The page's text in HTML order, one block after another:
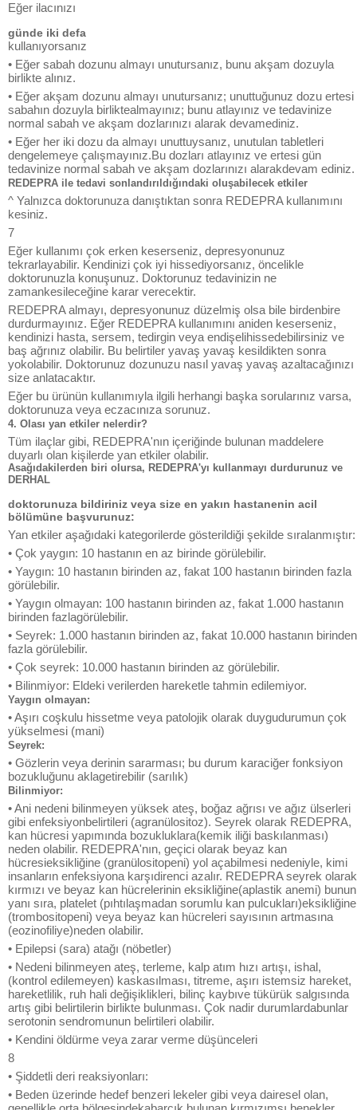
Eğer ilacınızı
günde iki defa
kullanıyorsanız
• Eğer sabah dozunu almayı unutursanız, bunu akşam dozuyla
birlikte alınız.
• Eğer akşam dozunu almayı unutursanız; unuttuğunuz dozu ertesi
sabahın dozuyla birliktealmayınız; bunu atlayınız ve tedavinize
normal sabah ve akşam dozlarınızı alarak devamediniz.
• Eğer her iki dozu da almayı unuttuysanız, unutulan tabletleri
dengelemeye çalışmayınız.Bu dozları atlayınız ve ertesi gün
tedavinize normal sabah ve akşam dozlarınızı alarakdevam ediniz.
REDEPRA ile tedavi sonlandırıldığındaki oluşabilecek etkiler
^ Yalnızca doktorunuza danıştıktan sonra REDEPRA kullanımını
kesiniz.
7
Eğer kullanımı çok erken keserseniz, depresyonunuz
tekrarlayabilir. Kendinizi çok iyi hissediyorsanız, öncelikle
doktorunuzla konuşunuz. Doktorunuz tedavinizin ne
zamankesileceğine karar verecektir.
REDEPRA almayı, depresyonunuz düzelmiş olsa bile birdenbire
durdurmayınız. Eğer REDEPRA kullanımını aniden keserseniz,
kendinizi hasta, sersem, tedirgin veya endişelihissedebilirsiniz ve
baş ağrınız olabilir. Bu belirtiler yavaş yavaş kesildikten sonra
yokolabilir. Doktorunuz dozunuzu nasıl yavaş yavaş azaltacağınızı
size anlatacaktır.
Eğer bu ürünün kullanımıyla ilgili herhangi başka sorularınız varsa,
doktorunuza veya eczacınıza sorunuz.
4. Olası yan etkiler nelerdir?
Tüm ilaçlar gibi, REDEPRA'nın içeriğinde bulunan maddelere
duyarlı olan kişilerde yan etkiler olabilir.
Asağıdakilerden biri olursa, REDEPRA'yı kullanmayı durdurunuz ve
DERHAL
doktorunuza bildiriniz veya size en yakın hastanenin acil
bölümüne başvurunuz:
Yan etkiler aşağıdaki kategorilerde gösterildiği şekilde sıralanmıştır:
• Çok yaygın: 10 hastanın en az birinde görülebilir.
• Yaygın: 10 hastanın birinden az, fakat 100 hastanın birinden fazla
görülebilir.
• Yaygın olmayan: 100 hastanın birinden az, fakat 1.000 hastanın
birinden fazlagörülebilir.
• Seyrek: 1.000 hastanın birinden az, fakat 10.000 hastanın birinden
fazla görülebilir.
• Çok seyrek: 10.000 hastanın birinden az görülebilir.
• Bilinmiyor: Eldeki verilerden hareketle tahmin edilemiyor.
Yaygın olmayan:
• Aşırı coşkulu hissetme veya patolojik olarak duygudurumun çok
yükselmesi (mani)
Seyrek:
• Gözlerin veya derinin sararması; bu durum karaciğer fonksiyon
bozukluğunu aklagetirebilir (sarılık)
Bilinmiyor:
• Ani nedeni bilinmeyen yüksek ateş, boğaz ağrısı ve ağız ülserleri
gibi enfeksiyonbelirtileri (agranülositoz). Seyrek olarak REDEPRA,
kan hücresi yapımında bozukluklara(kemik iliği baskılanması)
neden olabilir. REDEPRA'nın, geçici olarak beyaz kan
hücresieksikliğine (granülositopeni) yol açabilmesi nedeniyle, kimi
insanların enfeksiyona karşıdirenci azalır. REDEPRA seyrek olarak
kırmızı ve beyaz kan hücrelerinin eksikliğine(aplastik anemi) bunun
yanı sıra, platelet (pıhtılaşmadan sorumlu kan pulcukları)eksikliğine
(trombositopeni) veya beyaz kan hücreleri sayısının artmasına
(eozinofiliye)neden olabilir.
• Epilepsi (sara) atağı (nöbetler)
• Nedeni bilinmeyen ateş, terleme, kalp atım hızı artışı, ishal,
(kontrol edilemeyen) kaskasılması, titreme, aşırı istemsiz hareket,
hareketlilik, ruh hali değişiklikleri, bilinç kaybıve tükürük salgısında
artış gibi belirtilerin birlikte bulunması. Çok nadir durumlardabunlar
serotonin sendromunun belirtileri olabilir.
• Kendini öldürme veya zarar verme düşünceleri
8
• Şiddetli deri reaksiyonları:
• Beden üzerinde hedef benzeri lekeler gibi veya dairesel olan,